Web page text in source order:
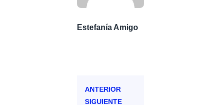
Estefanía Amigo
ANTERIOR
SIGUIENTE